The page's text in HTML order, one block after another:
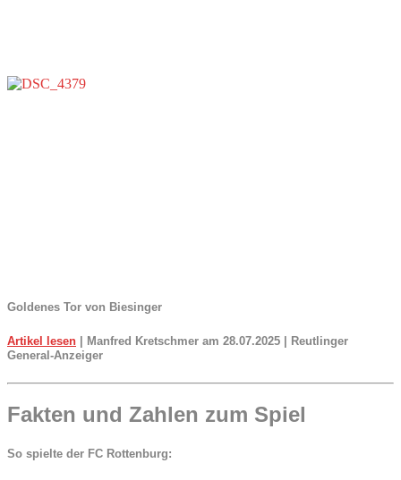
Goldenes Tor von Biesinger
Artikel lesen | Manfred Kretschmer am 28.07.2025 | Reutlinger
General-Anzeiger
Fakten und Zahlen zum Spiel
So spielte der FC Rottenburg: